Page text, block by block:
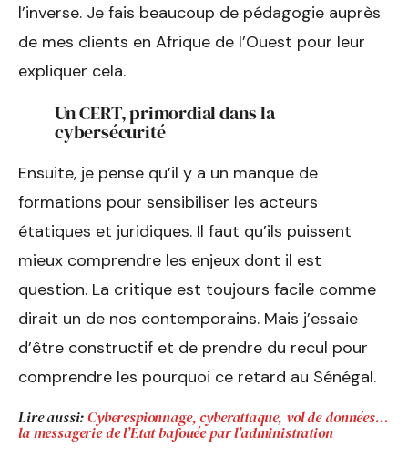
l’inverse. Je fais beaucoup de pédagogie auprès
de mes clients en Afrique de l’Ouest pour leur
expliquer cela.
Un CERT, primordial dans la
cybersécurité
Ensuite, je pense qu’il y a un manque de
formations pour sensibiliser les acteurs
étatiques et juridiques. Il faut qu’ils puissent
mieux comprendre les enjeux dont il est
question. La critique est toujours facile comme
dirait un de nos contemporains. Mais j’essaie
d’être constructif et de prendre du recul pour
comprendre les pourquoi ce retard au Sénégal.
Lire aussi:Cyberespionnage, cyberattaque, vol de données…
la messagerie de l’Etat bafouée par l’administration